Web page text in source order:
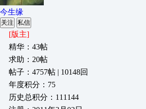
今生缘
关注 私信
[版主]
精华：43帖
求助：20帖
帖子：4757帖 | 10148回
年度积分：75
历史总积分：111144